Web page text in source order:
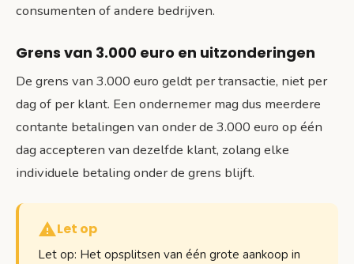
consumenten of andere bedrijven.
Grens van 3.000 euro en uitzonderingen
De grens van 3.000 euro geldt per transactie, niet per
dag of per klant. Een ondernemer mag dus meerdere
contante betalingen van onder de 3.000 euro op één
dag accepteren van dezelfde klant, zolang elke
individuele betaling onder de grens blijft.
Let op
Let op: Het opsplitsen van één grote aankoop in